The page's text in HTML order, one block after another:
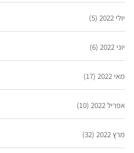
יולי 2022 (5)
יוני 2022 (6)
מאי 2022 (17)
אפריל 2022 (10)
מרץ 2022 (32)